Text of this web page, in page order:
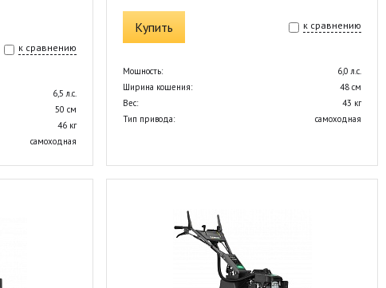
к сравнению
6,5 л.с.
50 см
46 кг
самоходная
Купить к сравнению
Мощность:
6,0 л.с.
Ширина кошения:
48 см
Вес:
43 кг
Тип привода:
самоходная